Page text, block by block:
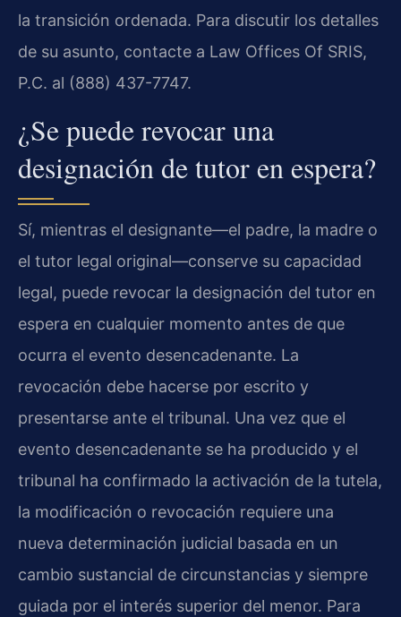
la transición ordenada. Para discutir los detalles
de su asunto, contacte a Law Offices Of SRIS,
P.C. al (888) 437-7747.
¿Se puede revocar una
designación de tutor en espera?
Sí, mientras el designante—el padre, la madre o
el tutor legal original—conserve su capacidad
legal, puede revocar la designación del tutor en
espera en cualquier momento antes de que
ocurra el evento desencadenante. La
revocación debe hacerse por escrito y
presentarse ante el tribunal. Una vez que el
evento desencadenante se ha producido y el
tribunal ha confirmado la activación de la tutela,
la modificación o revocación requiere una
nueva determinación judicial basada en un
cambio sustancial de circunstancias y siempre
guiada por el interés superior del menor. Para